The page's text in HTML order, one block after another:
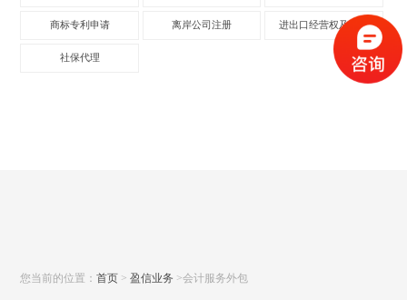
商标专利申请 离岸公司注册 进出口经营权及其他
社保代理
您当前的位置：首页 >盈信业务 >会计服务外包